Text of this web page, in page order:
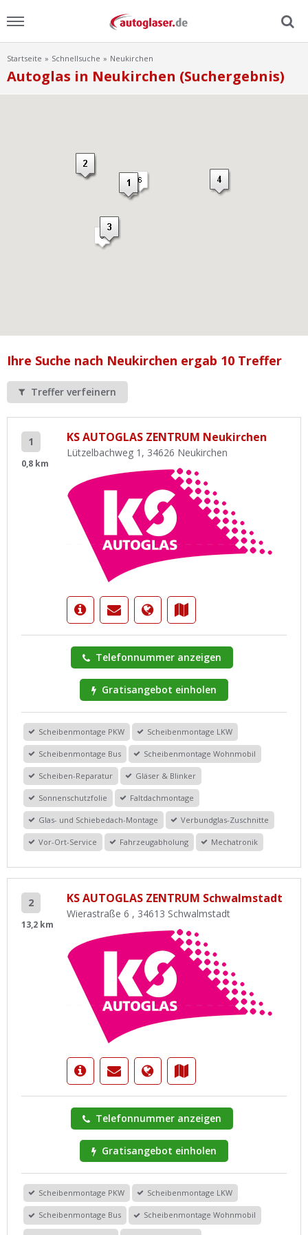
Menu
Home
Werkstatt Login
Startseite Schnellsuche Neukirchen
Autoglas in Neukirchen (Suchergebnis)
Ihre Suche nach Neukirchen ergab 10 Treffer
Treffer verfeinern
1
0,8 km
KS AUTOGLAS ZENTRUM Neukirchen
Lützelbachweg 1, 34626 Neukirchen
Telefonnummer anzeigen
Gratisangebot einholen
Scheibenmontage PKW Scheibenmontage LKW
Scheibenmontage Bus Scheibenmontage Wohnmobil
Scheiben-Reparatur Gläser & Blinker
Sonnenschutzfolie Faltdachmontage
Glas- und Schiebedach-Montage Verbundglas-Zuschnitte
Vor-Ort-Service Fahrzeugabholung Mechatronik
2
13,2 km
KS AUTOGLAS ZENTRUM Schwalmstadt
Wierastraße 6 , 34613 Schwalmstadt
Telefonnummer anzeigen
Gratisangebot einholen
Scheibenmontage PKW Scheibenmontage LKW
Scheibenmontage Bus Scheibenmontage Wohnmobil